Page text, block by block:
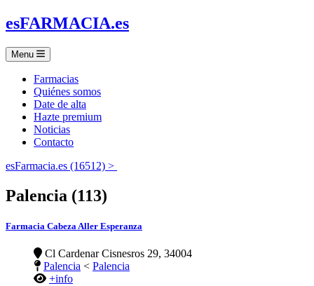
esFARMACIA.es
Menu
Farmacias
Quiénes somos
Date de alta
Hazte premium
Noticias
Contacto
esFarmacia.es (16512) >
Palencia (113)
Farmacia Cabeza Aller Esperanza
Cl Cardenar Cisnesros 29, 34004
Palencia < Palencia
+info